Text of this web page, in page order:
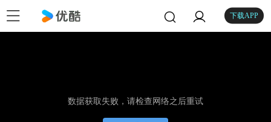
下载APP
数据获取失败，请检查网络之后重试